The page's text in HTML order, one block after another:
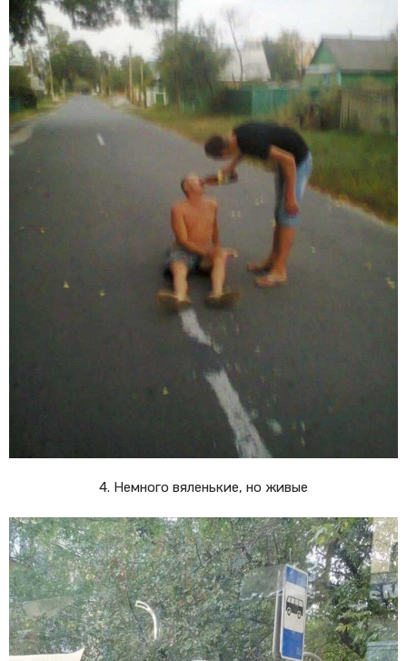
4. Немного вяленькие, но живые